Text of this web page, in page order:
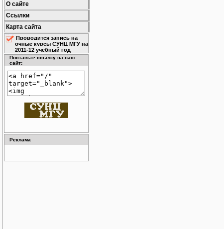
О сайте
Ссылки
Карта сайта
Проводится запись на
очные курсы СУНЦ МГУ на
2011-12 учебный год
Поставьте ссылку на наш
сайт:
Реклама